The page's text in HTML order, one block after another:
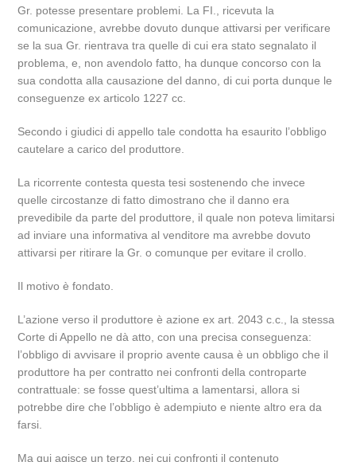
Gr. potesse presentare problemi. La FI., ricevuta la
comunicazione, avrebbe dovuto dunque attivarsi per verificare
se la sua Gr. rientrava tra quelle di cui era stato segnalato il
problema, e, non avendolo fatto, ha dunque concorso con la
sua condotta alla causazione del danno, di cui porta dunque le
conseguenze ex articolo 1227 cc.
Secondo i giudici di appello tale condotta ha esaurito l’obbligo
cautelare a carico del produttore.
La ricorrente contesta questa tesi sostenendo che invece
quelle circostanze di fatto dimostrano che il danno era
prevedibile da parte del produttore, il quale non poteva limitarsi
ad inviare una informativa al venditore ma avrebbe dovuto
attivarsi per ritirare la Gr. o comunque per evitare il crollo.
Il motivo è fondato.
L’azione verso il produttore è azione ex art. 2043 c.c., la stessa
Corte di Appello ne dà atto, con una precisa conseguenza:
l’obbligo di avvisare il proprio avente causa è un obbligo che il
produttore ha per contratto nei confronti della controparte
contrattuale: se fosse quest’ultima a lamentarsi, allora si
potrebbe dire che l’obbligo è adempiuto e niente altro era da
farsi.
Ma qui agisce un terzo, nei cui confronti il contenuto